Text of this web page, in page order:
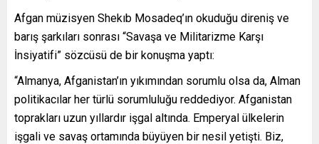
Afgan müzisyen Shekıb Mosadeq’ın okuduğu direniş ve
barış şarkıları sonrası “Savaşa ve Militarizme Karşı
İnsiyatifi” sözcüsü de bir konuşma yaptı:
“Almanya, Afganistan’ın yıkımından sorumlu olsa da, Alman
politikacılar her türlü sorumluluğu reddediyor. Afganistan
toprakları uzun yıllardır işgal altında. Emperyal ülkelerin
işgali ve savaş ortamında büyüyen bir nesil yetişti. Biz,